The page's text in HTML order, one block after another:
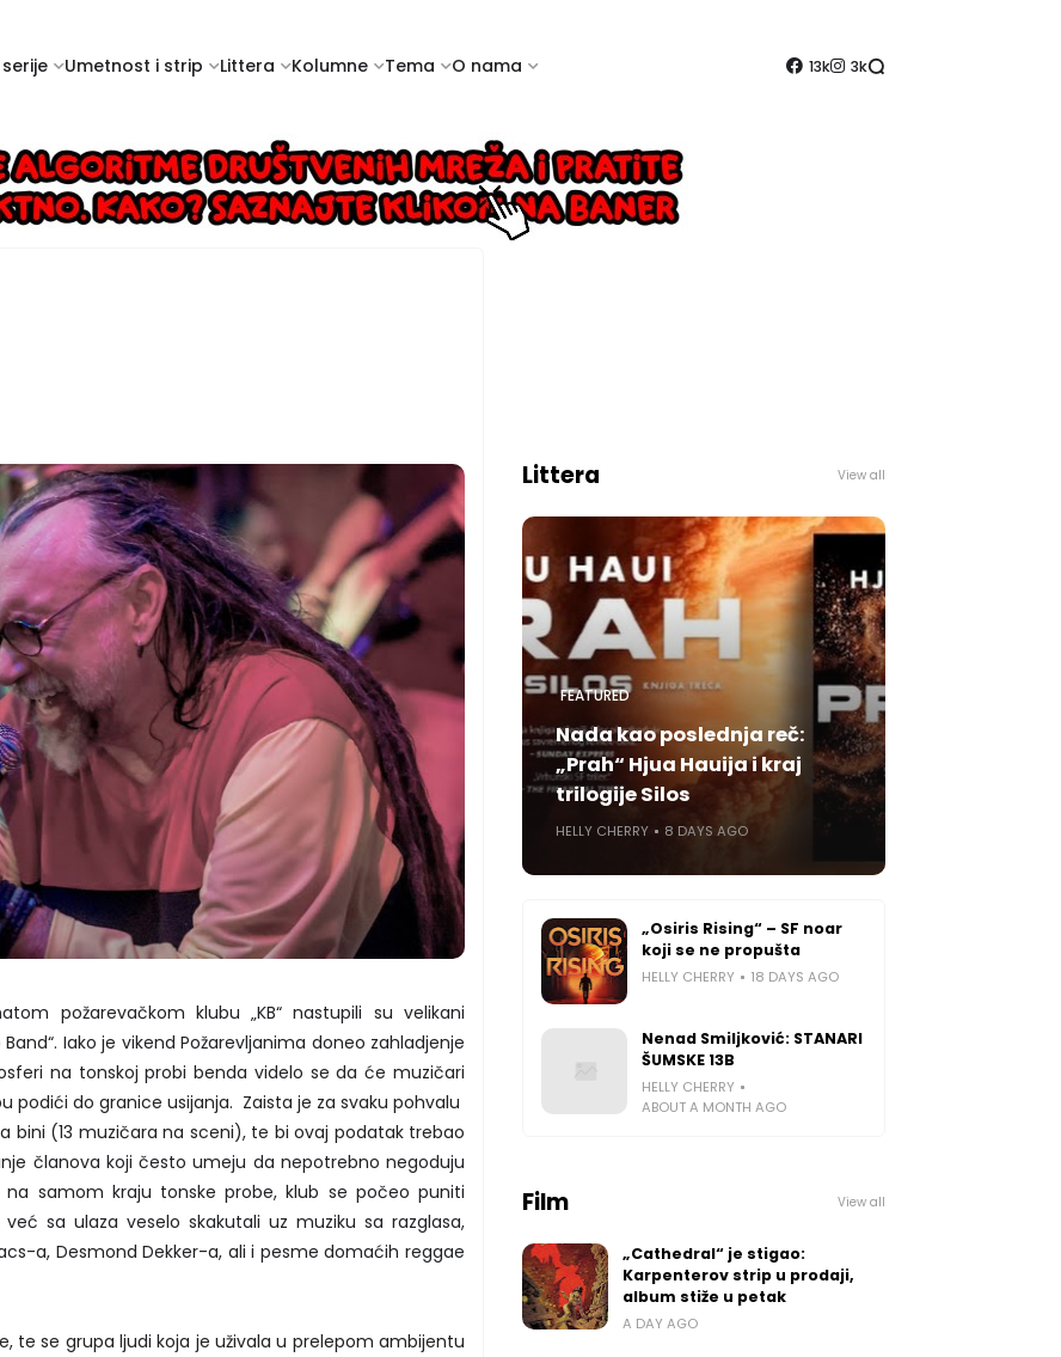
Umetnost i strip Littera Kolumne Tema O nama 13k 3k
požarevačkom klubu „KB“ nastupili su velikani
Iako je vikend Požarevljanima doneo zahladjenje
na tonskoj probi benda videlo se da će muzičari
podići do granice usijanja. Zaista je za svaku pohvalu
bini (13 muzičara na sceni), te bi ovaj podatak trebao
članova koji često umeju da nepotrebno negoduju
samom kraju tonske probe, klub se počeo puniti
sa ulaza veselo skakutali uz muziku sa razglasa,
a, Desmond Dekker-a, ali i pesme domaćih reggae
te se grupa ljudi koja je uživala u prelepom ambijentu
Littera View all
FEATURED
Nada kao poslednja reč:
„Prah“ Hjua Hauija i kraj
trilogije Silos
HELLY CHERRY 8 DAYS AGO
„Osiris Rising“ – SF noar
koji se ne propušta
HELLY CHERRY 18 DAYS AGO
Nenad Smiljković: STANARI
ŠUMSKE 13B
HELLY CHERRY
ABOUT A MONTH AGO
Film View all
„Cathedral“ je stigao:
Karpenterov strip u prodaji,
album stiže u petak
A DAY AGO